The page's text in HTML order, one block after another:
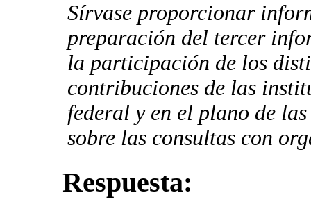
Sírvase proporcionar
preparación del tercer
la participación de los
contribuciones de las
federal y en el plano de
sobre las consultas con
Respuesta: